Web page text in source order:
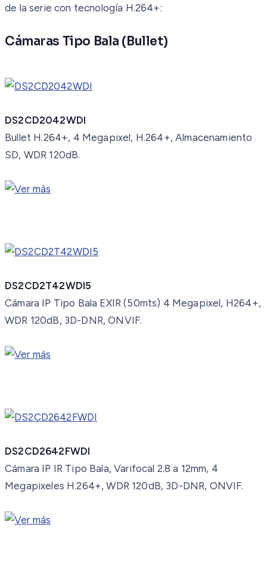
de la serie con tecnología H.264+:
Cámaras Tipo Bala (Bullet)
DS2CD2042WDI
Bullet H.264+, 4 Megapixel, H.264+, Almacenamiento
SD, WDR 120dB.
DS2CD2T42WDI5
Cámara IP Tipo Bala EXIR (50mts) 4 Megapixel, H264+,
WDR 120dB, 3D-DNR, ONVIF.
DS2CD2642FWDI
Cámara IP IR Tipo Bala, Varifocal 2.8 a 12mm, 4
Megapixeles H.264+, WDR 120dB, 3D-DNR, ONVIF.